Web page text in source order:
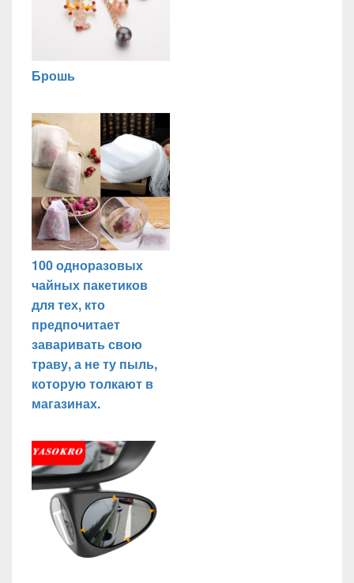
Брошь
100 одноразовых
чайных пакетиков
для тех, кто
предпочитает
заваривать свою
траву, а не ту пыль,
которую толкают в
магазинах.